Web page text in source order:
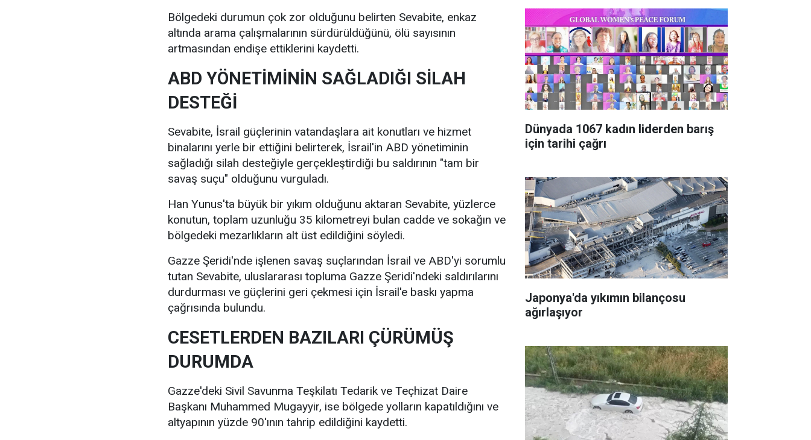
Bölgedeki durumun çok zor olduğunu belirten Sevabite, enkaz
altında arama çalışmalarının sürdürüldüğünü, ölü sayısının
artmasından endişe ettiklerini kaydetti.
ABD YÖNETİMİNİN SAĞLADIĞI SİLAH
DESTEĞİ
Sevabite, İsrail güçlerinin vatandaşlara ait konutları ve hizmet
binalarını yerle bir ettiğini belirterek, İsrail'in ABD yönetiminin
sağladığı silah desteğiyle gerçekleştirdiği bu saldırının "tam bir
savaş suçu" olduğunu vurguladı.
Han Yunus'ta büyük bir yıkım olduğunu aktaran Sevabite, yüzlerce
konutun, toplam uzunluğu 35 kilometreyi bulan cadde ve sokağın ve
bölgedeki mezarlıkların alt üst edildiğini söyledi.
Gazze Şeridi'nde işlenen savaş suçlarından İsrail ve ABD'yi ​​sorumlu
tutan Sevabite, uluslararası topluma Gazze Şeridi'ndeki saldırılarını
durdurması ve güçlerini geri çekmesi için İsrail'e baskı yapma
çağrısında bulundu.
CESETLERDEN BAZILARI ÇÜRÜMÜŞ
DURUMDA
Gazze'deki Sivil Savunma Teşkilatı Tedarik ve Teçhizat Daire
Başkanı Muhammed Mugayyir, ise bölgede yolların kapatıldığını ve
altyapının yüzde 90'ının tahrip edildiğini kaydetti.
Dünyada 1067 kadın liderden barış
için tarihi çağrı
Japonya'da yıkımın bilançosu
ağırlaşıyor